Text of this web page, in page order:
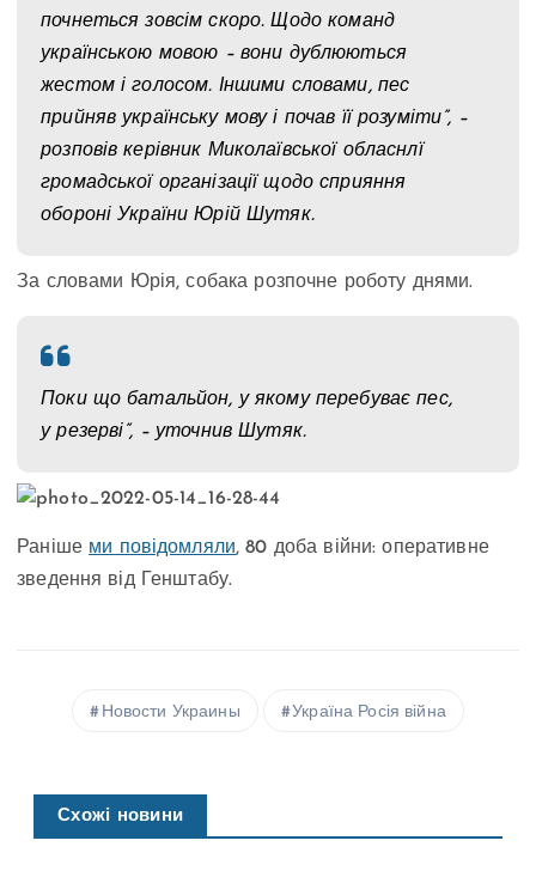
почнеться зовсім скоро. Щодо команд
українською мовою – вони дублюються
жестом і голосом. Іншими словами, пес
прийняв українську мову і почав її розуміти”, –
розповів керівник Миколаївської обласнлї
громадської організації щодо сприяння
обороні України Юрій Шутяк.
За словами Юрія, собака розпочне роботу днями.
Поки що батальйон, у якому перебуває пес,
у резерві”, – уточнив Шутяк.
Раніше ми повідомляли, 80 доба війни: оперативне
зведення від Генштабу.
Новости Украины Україна Росія війна
Схожі новини